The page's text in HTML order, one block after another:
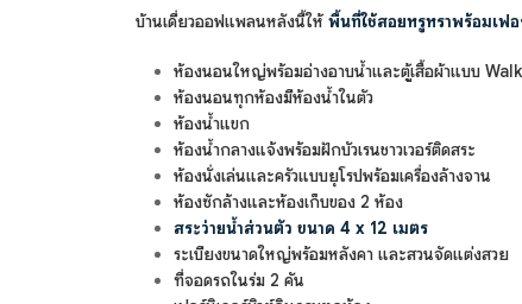
บ้านเดี่ยวออฟแพลนหลังนี้ให้ พื้นที่ใช้สอยหรูหราพร้อมเฟ
ห้องนอนใหญ่พร้อมอ่างอาบน้ำและตู้เสื้อผ้าแบบ
ห้องนอนทุกห้องมีห้องน้ำในตัว
ห้องน้ำแขก
ห้องน้ำกลางแจ้งพร้อมฝักบัวเรนชาวเวอร์ติดสระ
ห้องนั่งเล่นและครัวแบบยุโรปพร้อมเครื่องล้างจาน
ห้องซักล้างและห้องเก็บของ 2 ห้อง
สระว่ายน้ำส่วนตัว ขนาด 4 x 12 เมตร
ระเบียงขนาดใหญ่พร้อมหลังคา และสวนจัดแต่งสวย
ที่จอดรถในร่ม 2 คัน